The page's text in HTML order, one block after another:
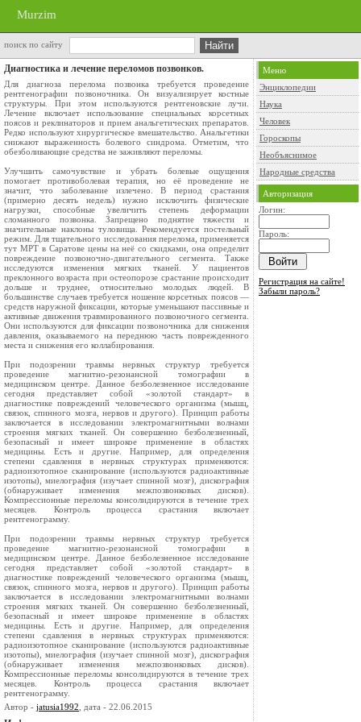
Murzim
поиск по сайту
Диагностика и лечение переломов позвонков.
Для диагноза перелома позвонка требуется проведение
рентгенографии позвоночника. Он визуализирует костные
структуры. При этом используются рентгеновские лучи.
Лечение включает использование специальных корсетных
поясов и реклинаторов и прием анальгетических препаратов.
Редко используют хирургическое вмешательство. Анальгетики
снижают выраженность болевого синдрома. Отметим, что
обезболивающие средства не заживляют переломы.
Улучшить самочувствие и убрать болевые ощущения
помогает противоболевая терапия, но её проведение не
значит, что заболевание излечено. В период срастания
(примерно десять недель) нужно исключить физические
нагрузки, способные увеличить степень деформации
сломанного позвонка. Запрещено поднятие тяжести и
значительные наклоны туловища. Рекомендуется постельный
режим. Для тщательного исследования перелома, применяется
тут МРТ в Саратове цены на неё со скидками, она определит
повреждение позвоночно-двигательного сегмента. Также
исследуются изменения мягких тканей. У пациентов
преклонного возраста при остеопорозе срастание происходит
дольше и труднее, относительно молодых людей. В
большинстве случаев требуется ношение корсетных поясов —
средств наружной фиксации, которые уменьшают пассивные и
активные движения травмированного позвоночного сегмента.
Они используются для фиксации позвоночника для снижения
давления, оказываемого на переднюю часть поврежденного
места и снижения его коллабирования.
При подозрении травмы нервных структур требуется
проведение магнитно-резонансной томографии в
медицинском центре. Данное безболезненное исследование
сегодня представляет собой «золотой стандарт» в
диагностике повреждений человеческого организма (мышц,
связок, спинного мозга, нервов и другого). Принцип работы
заключается в исследовании электромагнитными волнами
строения мягких тканей. Он совершенно безболезненный,
безопасный и имеет широкое применение в областях
медицины. Есть и другие. Например, для определения
степени сдавления в нервных структурах применяются:
радиоизотопное сканирование (используются радиоактивные
изотопы), миелография (изучает спинной мозг), дискография
(обнаруживает изменения межпозвонковых дисков).
Компрессионные переломы консолидируются в течение трех
месяцев. Контроль процесса срастания включает
рентгенограмму.
При подозрении травмы нервных структур требуется
проведение магнитно-резонансной томографии в
медицинском центре. Данное безболезненное исследование
сегодня представляет собой «золотой стандарт» в
диагностике повреждений человеческого организма (мышц,
связок, спинного мозга, нервов и другого). Принцип работы
заключается в исследовании электромагнитными волнами
строения мягких тканей. Он совершенно безболезненный,
безопасный и имеет широкое применение в областях
медицины. Есть и другие. Например, для определения
степени сдавления в нервных структурах применяются:
радиоизотопное сканирование (используются радиоактивные
изотопы), миелография (изучает спинной мозг), дискография
(обнаруживает изменения межпозвонковых дисков).
Компрессионные переломы консолидируются в течение трех
месяцев. Контроль процесса срастания включает
рентгенограмму.
Автор - jatusia1992 , дата - 22.06.2015
Меню
Энциклопедии
Наука
Человек
Гороскопы
Необъяснимое
Народные средства
Авторизация
Логин:
Пароль:
Регистрация на сайте!
Забыли пароль?